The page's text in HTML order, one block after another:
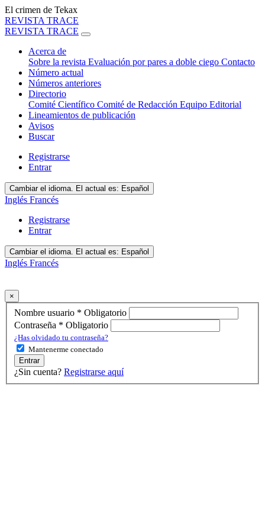
El crimen de Tekax
REVISTA TRACE
REVISTA TRACE
Acerca de
Sobre la revista Evaluación por pares a doble ciego Contacto
Número actual
Números anteriores
Directorio
Comité Científico Comité de Redacción Equipo Editorial
Lineamientos de publicación
Avisos
Buscar
Registrarse
Entrar
Cambiar el idioma. El actual es: Español
Inglés Francés
Registrarse
Entrar
Cambiar el idioma. El actual es: Español
Inglés Francés
×
Nombre usuario * Obligatorio
Contraseña * Obligatorio
¿Has olvidado tu contraseña?
Mantenerme conectado
Entrar
¿Sin cuenta? Registrarse aquí